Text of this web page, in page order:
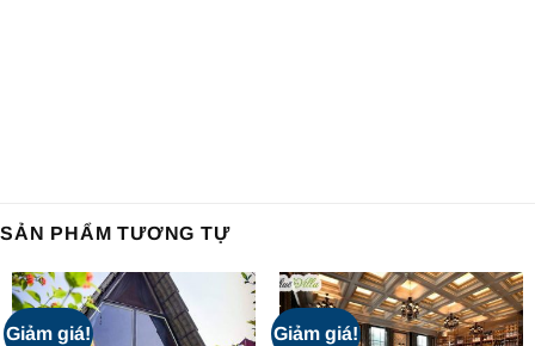
SẢN PHẨM TƯƠNG TỰ
Giảm giá! Giảm giá!